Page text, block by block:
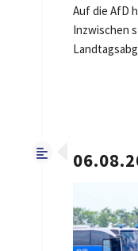
Auf die AfD
Inzwischen